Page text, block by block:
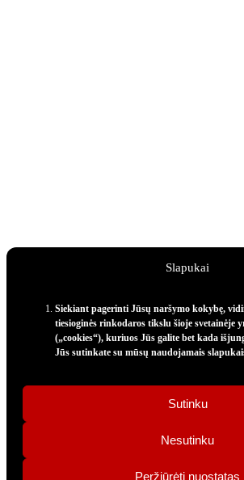
Slapukai
Siekiant pagerinti Jūsų naršymo kokybę,
tiesioginės rinkodaros tikslu šioje svetainėje
(„cookies“), kuriuos Jūs galite bet kada
Jūs sutinkate su mūsų naudojamais
Sutinku
Nesutinku
Peržiūrėti nuostatas